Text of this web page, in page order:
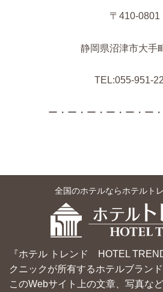
〒410-0801
静岡県沼津市大手
TEL:055-951-
ー・ー・ー・ー・ー・ー
全国のホテルならホテルト
『ホテル トレンド HOTEL
クニックが所有するホテルブランド
このWebサイト上の文章、写真な